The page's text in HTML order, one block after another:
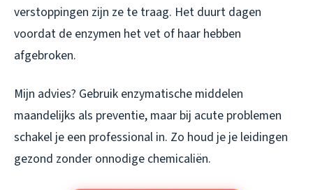
verstoppingen zijn ze te traag. Het duurt dagen
voordat de enzymen het vet of haar hebben
afgebroken.
Mijn advies? Gebruik enzymatische middelen
maandelijks als preventie, maar bij acute problemen
schakel je een professional in. Zo houd je je leidingen
gezond zonder onnodige chemicaliën.